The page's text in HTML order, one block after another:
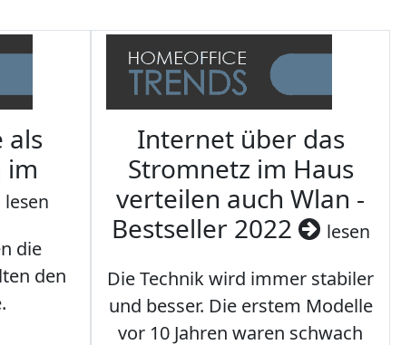
als
im
lesen
die
den
Internet über das
Stromnetz im Haus
verteilen auch Wlan -
Bestseller 2022
lesen
Die Technik wird immer stabiler
und besser. Die erstem Modelle
vor 10 Jahren waren schwach